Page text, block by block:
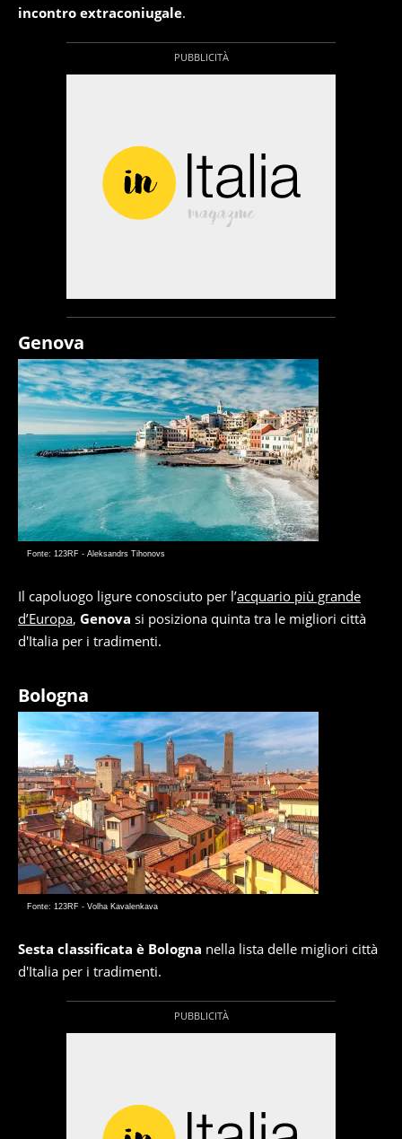
incontro extraconiugale.
Genova
Fonte: 123RF - Aleksandrs Tihonovs
Il capoluogo ligure conosciuto per l’acquario più grande
d’Europa, Genova si posiziona quinta tra le migliori città
d'Italia per i tradimenti.
Bologna
Fonte: 123RF - Volha Kavalenkava
Sesta classificata è Bologna nella lista delle migliori città
d'Italia per i tradimenti.